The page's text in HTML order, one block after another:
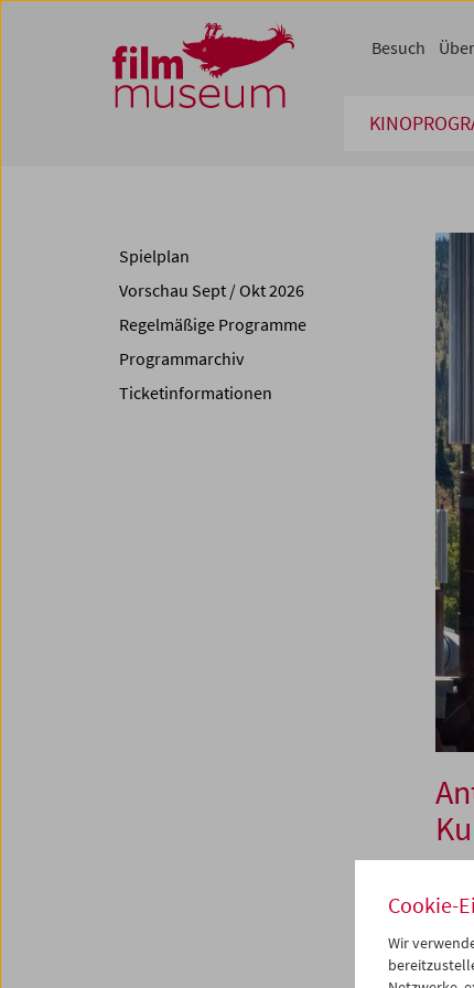
Zum Inhalt
Zum Hauptmenü
Zur Servicenavigation
Zum Suche
Besuch
10.
Um
Spielplan
Vorschau Sept / Okt 2026
Regelmäßige Programme
Programmarchiv
Ticketinformationen
Cookie-
Wir